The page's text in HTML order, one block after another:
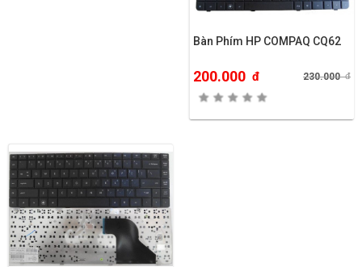
Bàn Phím HP COMPAQ CQ62
200.000 đ 230.000đ